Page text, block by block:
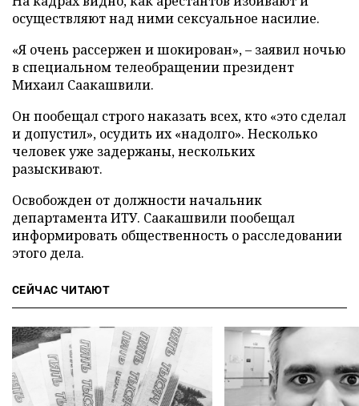
осуществляют над ними сексуальное насилие.
«Я очень рассержен и шокирован», – заявил ночью
в специальном телеобращении президент
Михаил Саакашвили.
Он пообещал строго наказать всех, кто «это сделал
и допустил», осудить их «надолго». Несколько
человек уже задержаны, нескольких
разыскивают.
Освобожден от должности начальник
департамента ИТУ. Саакашвили пообещал
информировать общественность о расследовании
этого дела.
СЕЙЧАС ЧИТАЮТ